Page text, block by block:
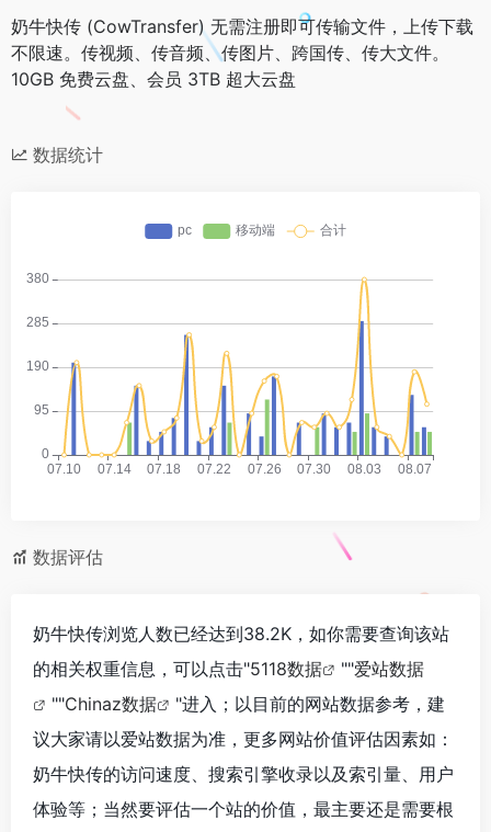
奶牛快传 (CowTransfer) 无需注册即可传输文件，上传下载
不限速。传视频、传音频、传图片、跨国传、传大文件。
10GB 免费云盘、会员 3TB 超大云盘
数据统计
数据评估
奶牛快传浏览人数已经达到38.2K，如你需要查询该站
的相关权重信息，可以点击"5118数据 ""爱站数据
""Chinaz数据
"进入；以目前的网站数据参考，建
议大家请以爱站数据为准，更多网站价值评估因素如：
奶牛快传的访问速度、搜索引擎收录以及索引量、用户
体验等；当然要评估一个站的价值，最主要还是需要根